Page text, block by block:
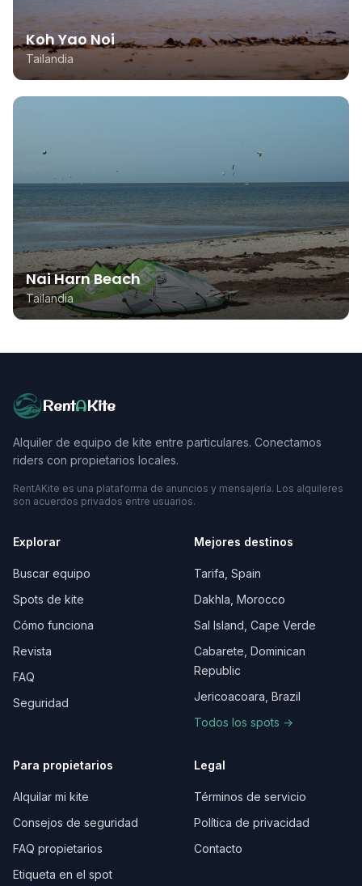
Koh Yao Noi
Tailandia
Nai Harn Beach
Tailandia
RentAKite
Alquiler de equipo de kite entre particulares. Conectamos
riders con propietarios locales.
RentAKite es una plataforma de anuncios y mensajería. Los alquileres
son acuerdos privados entre usuarios.
Explorar
Buscar equipo
Spots de kite
Cómo funciona
Revista
FAQ
Seguridad
Mejores destinos
Tarifa, Spain
Dakhla, Morocco
Sal Island, Cape Verde
Cabarete, Dominican
Republic
Jericoacoara, Brazil
Todos los spots →
Para propietarios
Alquilar mi kite
Consejos de seguridad
FAQ propietarios
Etiqueta en el spot
Legal
Términos de servicio
Política de privacidad
Contacto